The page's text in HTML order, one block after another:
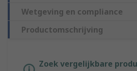
Wetgeving en compliance
Productomschrijving
Zoek vergelijkbare